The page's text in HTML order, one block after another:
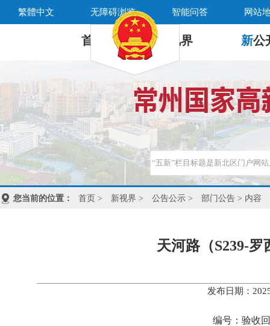
繁體中文 无障碍浏览 智能问答 网站
首 页 新 视界 新公
您当前的位置： 首页 > 新视界 > 公告公示 > 部门公告 > 内容
天河路（S239-
发布日期：
编号：验收回执〔